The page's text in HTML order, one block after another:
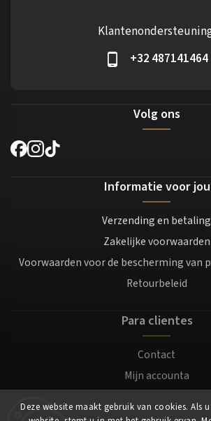
Deze website maakt gebruik van cookies. Als
+32 487141464
Volg ons
Informatie voor jou
Verzending en betaling
Zakelijke voorwaarden
Voorwaarden voor de bescherming van
Retourbeleid
Para clientes
Contact
Mijn accounta
Login